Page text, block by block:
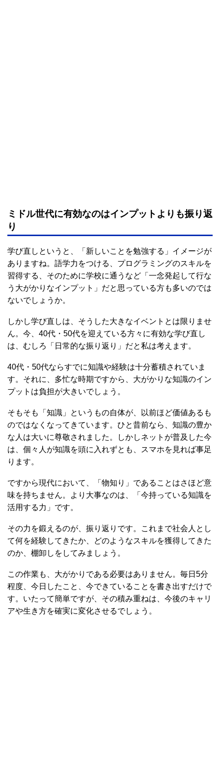
ミドル世代に有効なのはインプットよりも振り返
り
学び直しというと、「新しいことを勉強する」イメージが
ありますね。語学力をつける、プログラミングのスキルを
習得する、そのために学校に通うなど「一念発起して行な
う大がかりなインプット」だと思っている方も多いのでは
ないでしょうか。
しかし学び直しは、そうした大きなイベントとは限りませ
ん。今、40代・50代を迎えている方々に有効な学び直し
は、むしろ「日常的な振り返り」だと私は考えます。
40代・50代ならすでに知識や経験は十分蓄積されていま
す。それに、多忙な時期ですから、大がかりな知識のイン
プットは負担が大きいでしょう。
そもそも「知識」というもの自体が、以前ほど価値あるも
のではなくなってきています。ひと昔前なら、知識の豊か
な人は大いに尊敬されました。しかしネットが普及した今
は、個々人が知識を頭に入れずとも、スマホを見れば事足
ります。
ですから現代において、「物知り」であることはさほど意
味を持ちません。より大事なのは、「今持っている知識を
活用する力」です。
その力を鍛えるのが、振り返りです。これまで社会人とし
て何を経験してきたか、どのようなスキルを獲得してきた
のか、棚卸しをしてみましょう。
この作業も、大がかりである必要はありません。毎日5分
程度、今日したこと、今できていることを書き出すだけで
す。いたって簡単ですが、その積み重ねは、今後のキャリ
アや生き方を確実に変化させるでしょう。